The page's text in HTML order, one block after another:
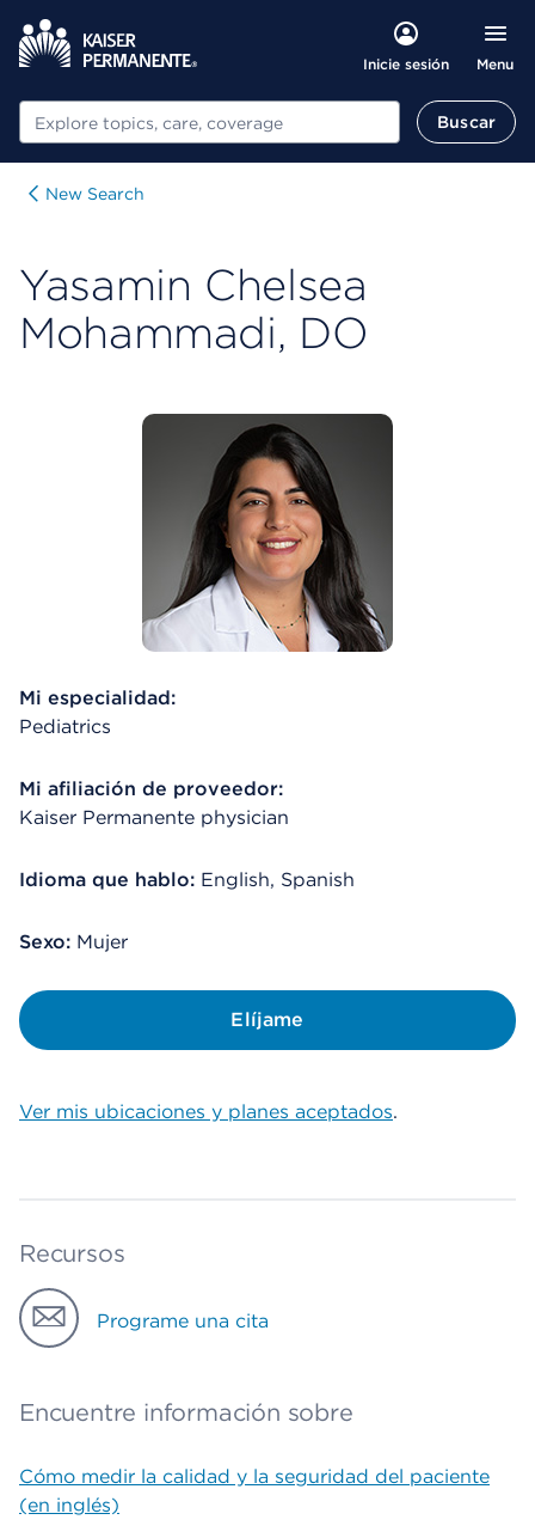
Inicie sesión Menu
Buscar Buscar
New Search
Yasamin Chelsea
Mohammadi, DO
Mi especialidad:
Pediatrics
Mi afiliación de proveedor:
Kaiser Permanente physician
Idioma que hablo: English, Spanish
Sexo: Mujer
Elíjame
Ver mis ubicaciones y planes aceptados.
Recursos
Programe una cita
Encuentre información sobre
Cómo medir la calidad y la seguridad del paciente
(en inglés)